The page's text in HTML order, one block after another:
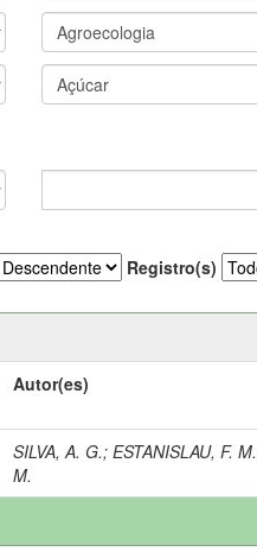
Registro(s)
Autor(es)
SILVA, A. G.;ESTANISLAU, F. M.
M.